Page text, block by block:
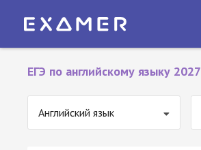
ЕГЭ по английскому языку 2027
Английский язык